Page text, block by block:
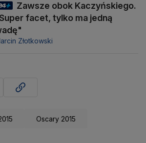
Zawsze obok Kaczyńskiego.
facet, tylko ma jedną
Złotkowski
Oscary 2015